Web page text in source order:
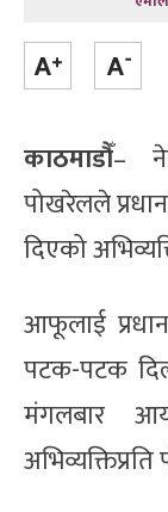
काठमाडौँ–
पोखरेलले
दिएको
आफूलाई
पटक-पटक
मंगलबार